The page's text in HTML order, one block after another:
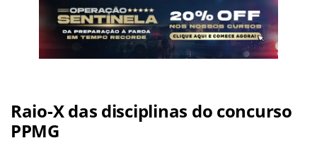
Raio-X das disciplinas do concurso
PPMG